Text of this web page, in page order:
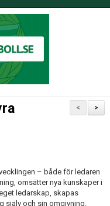
>
<
– både för ledaren
omsätter nya kunskaper i
ledarskap, skapas
själv och sin omgivning.